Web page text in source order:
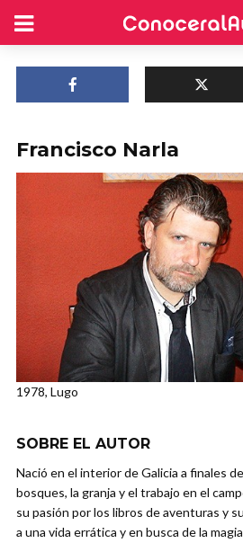
Francisco Narla
1978, Lugo
SOBRE EL AUTOR
Nació en el interior de Galicia a finales
bosques, la granja y el trabajo en el
su pasión por los libros de aventuras y
a una vida errática y en busca de la